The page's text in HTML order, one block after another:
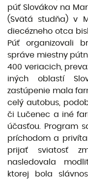
púť Slovákov na
(Svätá studňa) v
diecézneho otca
Púť organizovali
správe miestny
400 veriacich,
iných oblastí
zastúpenie mala
celý autobus,
či Lučenec a iné
účasťou. Program
príchodom a
prijať sviatosť
nasledovala
ktorej bola